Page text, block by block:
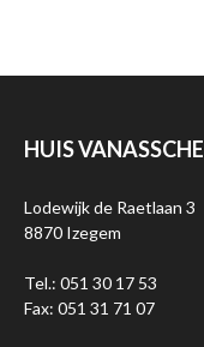
HUIS VANASSCHE
Lodewijk de Raetlaan 3
8870 Izegem
Tel.: 051 30 17 53
Fax: 051 31 71 07